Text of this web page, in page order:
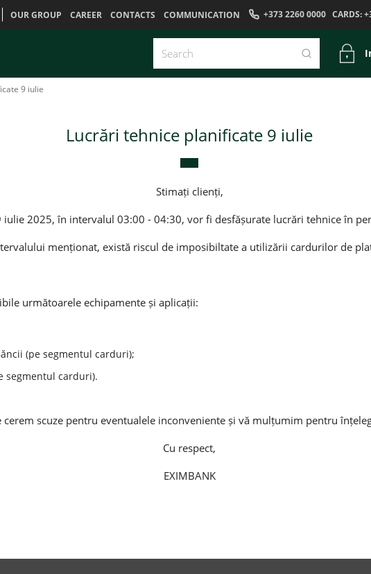
OUR GROUP CAREER CONTACTS COMMUNICATION +373 2260 0000 CARDS:
9 iulie
Lucrări tehnice planificate 9 iulie
Stimați clienți,
iulie 2025, în intervalul 03:00 - 04:30, vor fi desfășurate lucrări tehnice în
menționat, există riscul de imposibiltate a utilizării cardurilor de
următoarele echipamente și aplicații:
(pe segmentul carduri);
segmentul carduri).
cerem scuze pentru eventualele inconveniente și vă mulțumim pentru
Cu respect,
EXIMBANK